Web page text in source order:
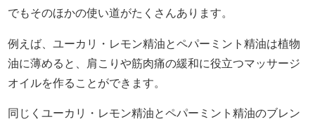
でもそのほかの使い道がたくさんあります。
例えば、ユーカリ・レモン精油とペパーミント精油は植物
油に薄めると、肩こりや筋肉痛の緩和に役立つマッサージ
オイルを作ることができます。
同じくユーカリ・レモン精油とペパーミント精油のブレン